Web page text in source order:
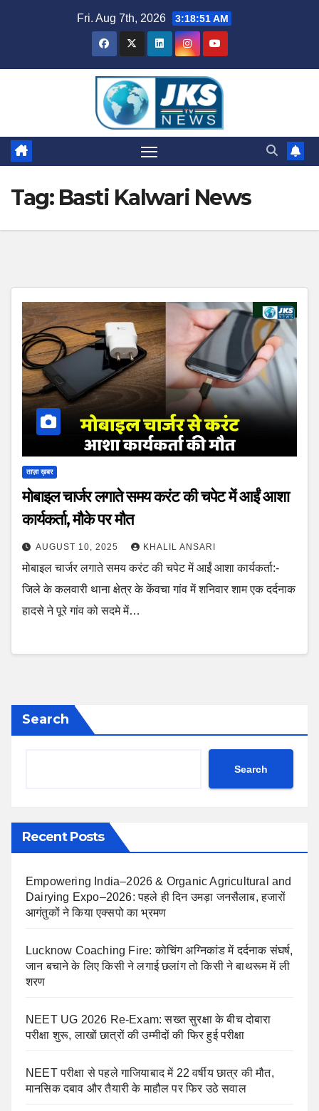
Fri. Aug 7th, 2026 3:18:52 AM
Tag: Basti Kalwari News
ताज़ा ख़बर
मोबाइल चार्जर लगाते समय करंट की चपेट में आईं आशा
कार्यकर्ता, मौके पर मौत
AUGUST 10, 2025 KHALIL ANSARI
मोबाइल चार्जर लगाते समय करंट की चपेट में आईं आशा कार्यकर्ता:-
जिले के कलवारी थाना क्षेत्र के केंवचा गांव में शनिवार शाम एक दर्दनाक
हादसे ने पूरे गांव को सदमे में…
Search
Search
Recent Posts
Empowering India–2026 & Organic Agricultural and
Dairying Expo–2026: पहले ही दिन उमड़ा जनसैलाब, हजारों
आगंतुकों ने किया एक्सपो का भ्रमण
Lucknow Coaching Fire: कोचिंग अग्निकांड में दर्दनाक संघर्ष,
जान बचाने के लिए किसी ने लगाई छलांग तो किसी ने बाथरूम में ली
शरण
NEET UG 2026 Re-Exam: सख्त सुरक्षा के बीच दोबारा
परीक्षा शुरू, लाखों छात्रों की उम्मीदों की फिर हुई परीक्षा
NEET परीक्षा से पहले गाजियाबाद में 22 वर्षीय छात्र की मौत,
मानसिक दबाव और तैयारी के माहौल पर फिर उठे सवाल